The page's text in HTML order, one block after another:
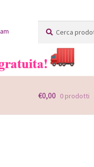
€0,00 0 prodotti